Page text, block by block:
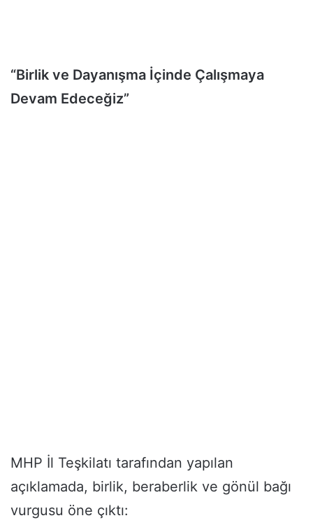
“Birlik ve Dayanışma İçinde Çalışmaya
Devam Edeceğiz”
MHP İl Teşkilatı tarafından yapılan
açıklamada, birlik, beraberlik ve gönül bağı
vurgusu öne çıktı: